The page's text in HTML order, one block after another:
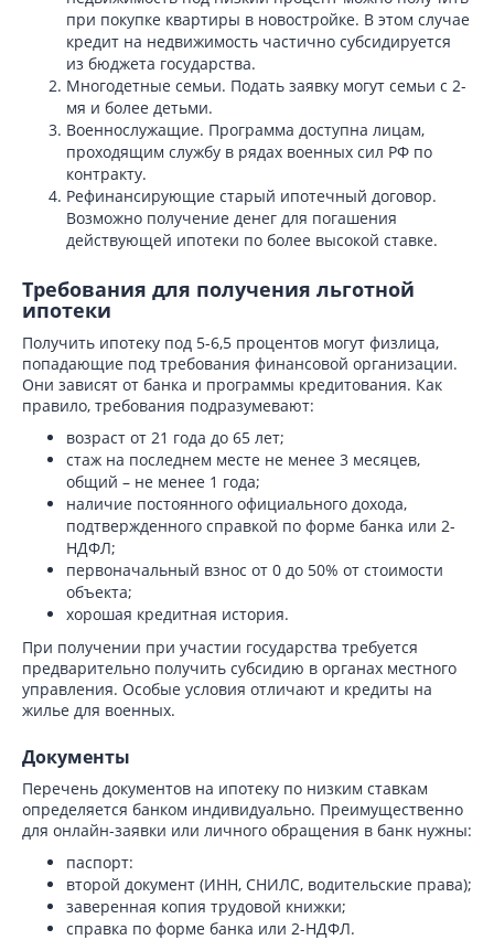
при покупке квартиры в новостройке. В этом случае
кредит на недвижимость частично субсидируется
из бюджета государства.
Многодетные семьи. Подать заявку могут семьи с 2-
мя и более детьми.
Военнослужащие. Программа доступна лицам,
проходящим службу в рядах военных сил РФ по
контракту.
Рефинансирующие старый ипотечный договор.
Возможно получение денег для погашения
действующей ипотеки по более высокой ставке.
Требования для получения льготной
ипотеки
Получить ипотеку под 5-6,5 процентов могут физлица,
попадающие под требования финансовой организации.
Они зависят от банка и программы кредитования. Как
правило, требования подразумевают:
возраст от 21 года до 65 лет;
стаж на последнем месте не менее 3 месяцев,
общий – не менее 1 года;
наличие постоянного официального дохода,
подтвержденного справкой по форме банка или 2-
НДФЛ;
первоначальный взнос от 0 до 50% от стоимости
объекта;
хорошая кредитная история.
При получении при участии государства требуется
предварительно получить субсидию в органах местного
управления. Особые условия отличают и кредиты на
жилье для военных.
Документы
Перечень документов на ипотеку по низким ставкам
определяется банком индивидуально. Преимущественно
для онлайн-заявки или личного обращения в банк нужны:
паспорт:
второй документ (ИНН, СНИЛС, водительские права);
заверенная копия трудовой книжки;
справка по форме банка или 2-НДФЛ.